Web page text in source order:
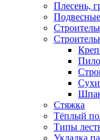
Плесень,
Стяжка
Тёплый
Типы
Укладка